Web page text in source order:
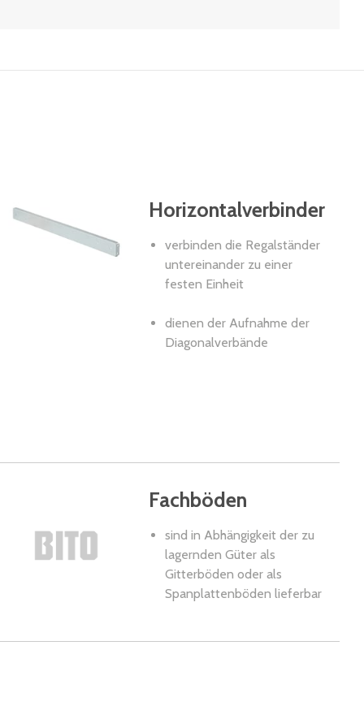
Horizontalverbinder
verbinden die Regalständer
untereinander zu einer
festen Einheit
dienen der Aufnahme der
Diagonalverbände
Fachböden
sind in Abhängigkeit der zu
lagernden Güter als
Gitterböden oder als
Spanplattenböden lieferbar